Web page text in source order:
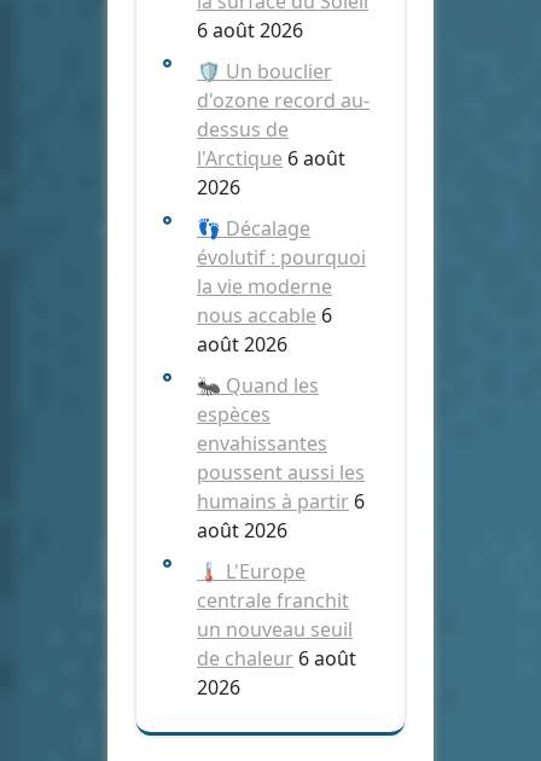
6 août 2026
🛡️ Un bouclier
d'ozone record au-
dessus de
l'Arctique 6 août
2026
👣 Décalage
évolutif : pourquoi
la vie moderne
nous accable 6
août 2026
🐜 Quand les
espèces
envahissantes
poussent aussi les
humains à partir 6
août 2026
🌡️ L'Europe
centrale franchit
un nouveau seuil
de chaleur 6 août
2026